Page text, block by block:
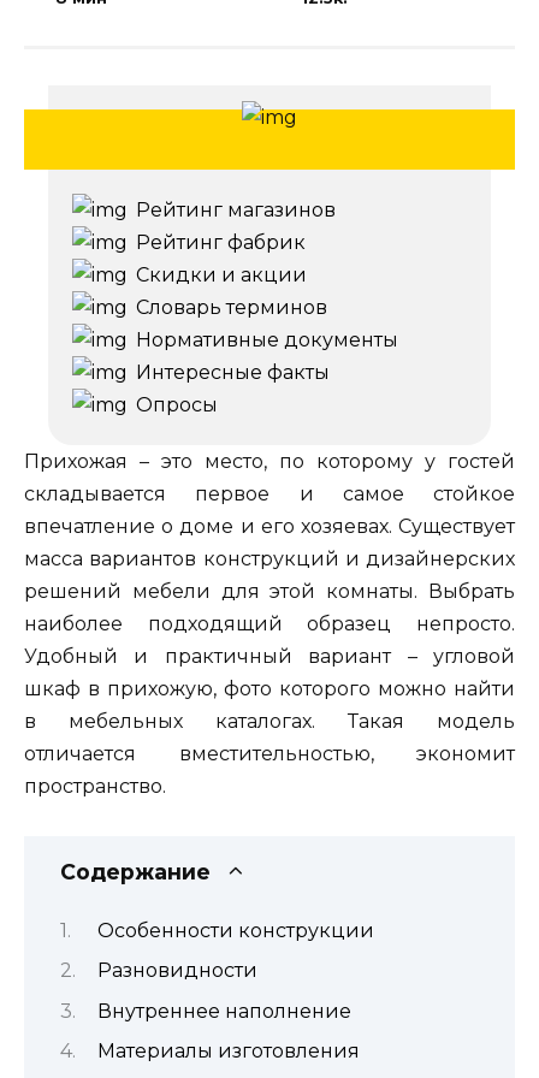
Рейтинг магазинов
Рейтинг фабрик
Скидки и акции
Словарь терминов
Нормативные документы
Интересные факты
Опросы
Прихожая – это место, по которому у гостей
складывается первое и самое стойкое
впечатление о доме и его хозяевах. Существует
масса вариантов конструкций и дизайнерских
решений мебели для этой комнаты. Выбрать
наиболее подходящий образец непросто.
Удобный и практичный вариант – угловой
шкаф в прихожую, фото которого можно найти
в мебельных каталогах. Такая модель
отличается вместительностью, экономит
пространство.
Содержание
Особенности конструкции
Разновидности
Внутреннее наполнение
Материалы изготовления